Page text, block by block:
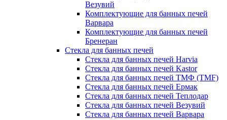
Везувий
Комплектующие для банных печей
Варвара
Комплектующие для банных печей
Бренеран
Стекла для банных печей
Стекла для банных печей Harvia
Стекла для банных печей Kastor
Стекла для банных печей ТМФ (TMF)
Стекла для банных печей Ермак
Стекла для банных печей Теплодар
Стекла для банных печей Везувий
Стекла для банных печей Варвара